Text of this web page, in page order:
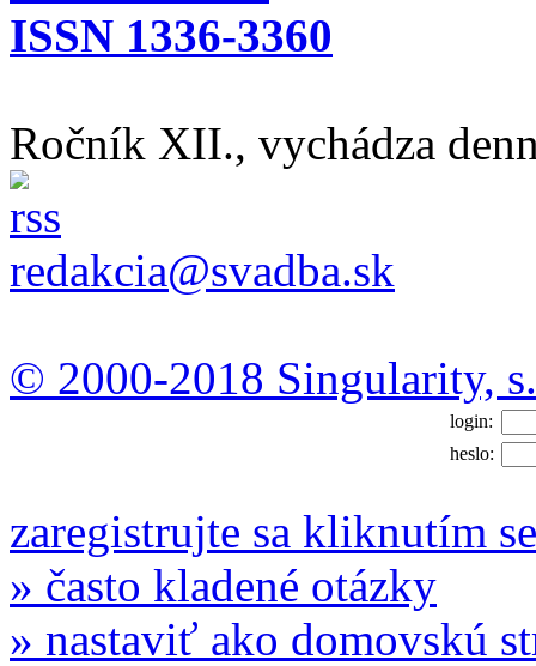
ISSN 1336-3360
Ročník XII., vychádza
redakcia@svadba.sk
© 2000-2018 Singularity,
login:
heslo:
zaregistrujte sa kliknutím
» často kladené otázky
» nastaviť ako domovskú